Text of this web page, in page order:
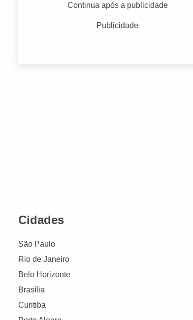
Continua após a publicidade
Publicidade
Cidades
São Paulo
Rio de Janeiro
Belo Horizonte
Brasília
Curitiba